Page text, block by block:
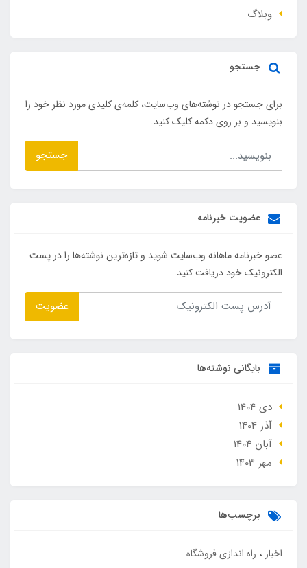
وبلاگ
جستجو
برای جستجو در نوشته‌های وب‌سایت، کلمه‌ی کلیدی مورد نظر خود را
بنویسید و بر روی دکمه کلیک کنید.
جستجو
عضویت خبرنامه
عضو خبرنامه ماهانه وب‌سایت شوید و تازه‌ترین نوشته‌ها را در پست
الکترونیک خود دریافت کنید.
عضویت
بایگانی نوشته‌ها
دی 1404
آذر 1404
آبان 1404
مهر 1403
برچسب‌ها
اخبار راه اندازی فروشگاه